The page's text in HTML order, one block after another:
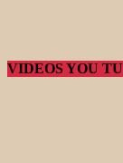
VIDEOS YOU